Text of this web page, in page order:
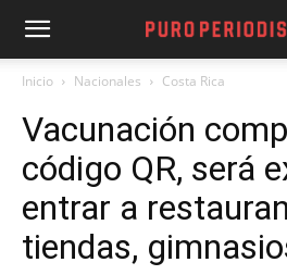
Inicio Nacionales Costa Rica
Vacunación
código QR, será
entrar a
tiendas,